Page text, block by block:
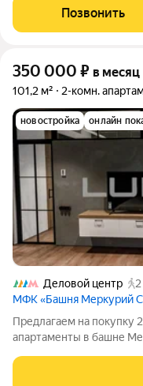
гостиную, совмещенную
комнатой и санузлом,
Позвонить
350 000 ₽ в месяц
101,2 м² 2-комн.
новостройка онлайн
Деловой центр
МФК «Башня Меркурий
Предлагаем на покупку
апартаменты в башне
напылением, что